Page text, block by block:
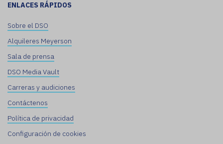
ENLACES RÁPIDOS
Sobre el DSO
Alquileres Meyerson
Sala de prensa
DSO Media Vault
Carreras y audiciones
Contáctenos
Política de privacidad
Configuración de cookies